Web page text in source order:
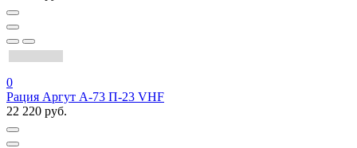
0
Рация Аргут А-73 П-23 VHF
22 220 руб.